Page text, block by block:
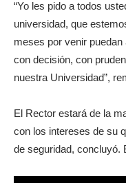
“Yo les pido a todos
universidad, que
meses por venir
con decisión, con
nuestra Universidad”,
El Rector estará de la
con los intereses de su
de seguridad, concluyó.